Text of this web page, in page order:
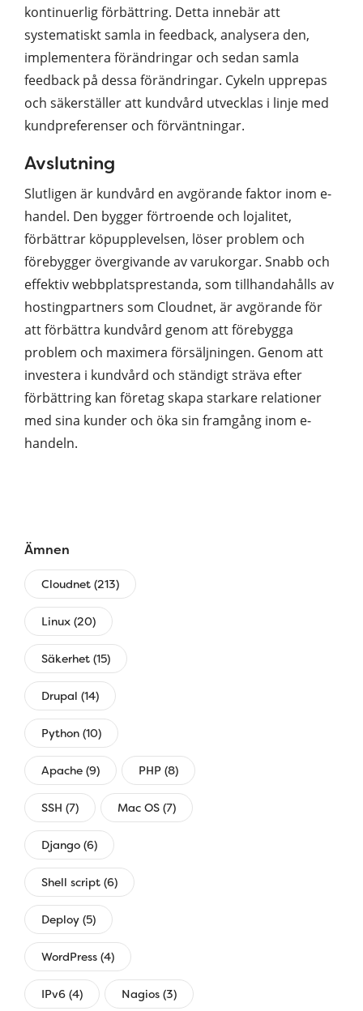
kontinuerlig förbättring. Detta innebär att
systematiskt samla in feedback, analysera den,
implementera förändringar och sedan samla
feedback på dessa förändringar. Cykeln upprepas
och säkerställer att kundvård utvecklas i linje med
kundpreferenser och förväntningar.
Avslutning
Slutligen är kundvård en avgörande faktor inom e-
handel. Den bygger förtroende och lojalitet,
förbättrar köpupplevelsen, löser problem och
förebygger övergivande av varukorgar. Snabb och
effektiv webbplatsprestanda, som tillhandahålls av
hostingpartners som Cloudnet, är avgörande för
att förbättra kundvård genom att förebygga
problem och maximera försäljningen. Genom att
investera i kundvård och ständigt sträva efter
förbättring kan företag skapa starkare relationer
med sina kunder och öka sin framgång inom e-
handeln.
Ämnen
Cloudnet (213)
Linux (20)
Säkerhet (15)
Drupal (14)
Python (10)
Apache (9) PHP (8)
SSH (7) Mac OS (7)
Django (6)
Shell script (6)
Deploy (5)
WordPress (4)
IPv6 (4) Nagios (3)